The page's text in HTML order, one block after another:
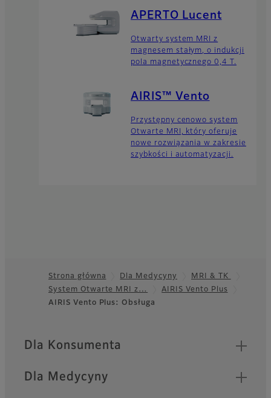
APERTO Lucent
Otwarty system MRI z
magnesem stałym, o indukcji
pola magnetycznego 0,4 T.
AIRIS™ Vento
Przystępny cenowo system
Otwarte MRI, który oferuje
nowe rozwiązania w zakresie
szybkości i automatyzacji.
Footer
Strona główna Dla Medycyny
MRI & TK
System Otwarte MRI z…
AIRIS Vento Plus
AIRIS Vento Plus: Obsługa
Quick Links
Dla Konsumenta
Dla Medycyny